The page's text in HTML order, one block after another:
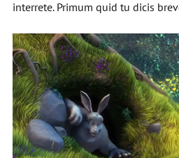
interrete. Primum quid tu dicis